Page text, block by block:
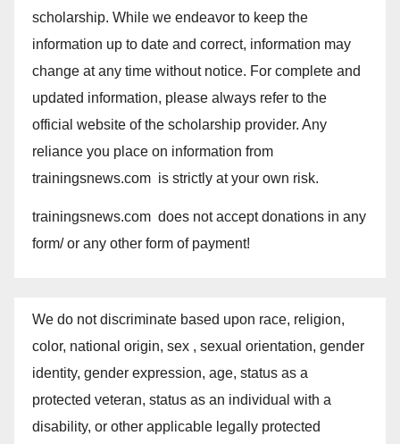
scholarship. While we endeavor to keep the
information up to date and correct, information may
change at any time without notice. For complete and
updated information, please always refer to the
official website of the scholarship provider. Any
reliance you place on information from
trainingsnews.com is strictly at your own risk.
trainingsnews.com does not accept donations in any
form/ or any other form of payment!
We do not discriminate based upon race, religion,
color, national origin, sex , sexual orientation, gender
identity, gender expression, age, status as a
protected veteran, status as an individual with a
disability, or other applicable legally protected